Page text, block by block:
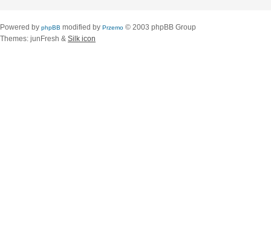
Powered by phpBB modified by Przemo © 2003 phpBB Group
Themes: junFresh & Silk icon